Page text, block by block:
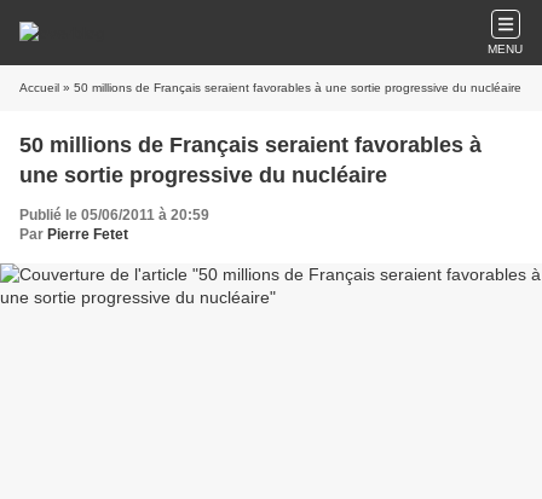
MENU
Accueil » 50 millions de Français seraient favorables à une sortie progressive du nucléaire
50 millions de Français seraient favorables à
une sortie progressive du nucléaire
Publié le 05/06/2011 à 20:59
Par Pierre Fetet